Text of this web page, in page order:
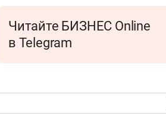
Читайте БИЗНЕС Online
в Telegram